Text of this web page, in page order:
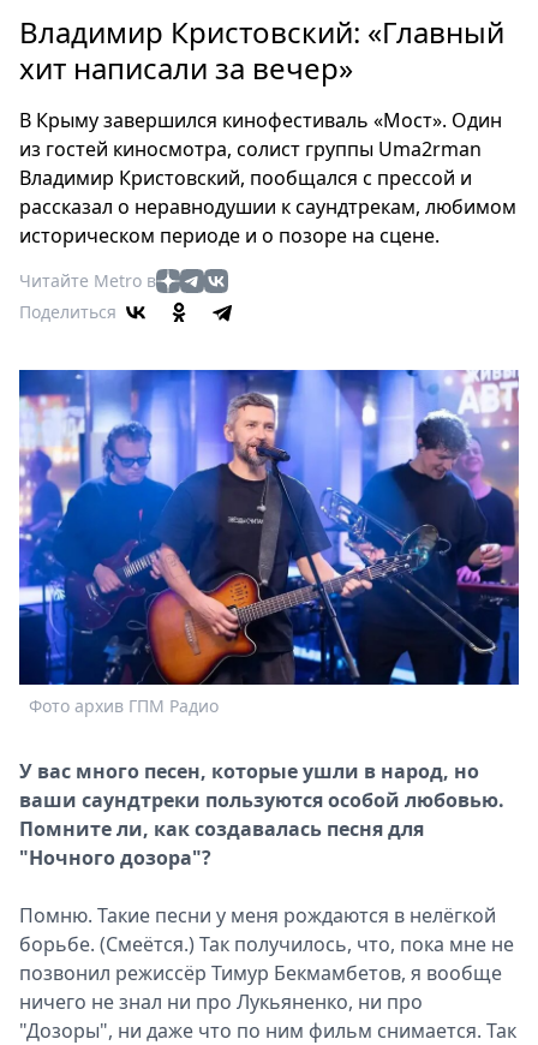
Россия
Мир
Еда
Туризм
Мода
Театр
Кино
Афиша
Выставки
Пресс-
релизы
О
Metro
Стримы
Спецпроекты
Звезды
Выборы
2026
Скачай
Metro
Владимир Кристовский: «Главный
хит написали за вечер»
В Крыму завершился кинофестиваль «Мост». Один
из гостей киносмотра, солист группы Uma2rman
Владимир Кристовский, пообщался с прессой и
рассказал о неравнодушии к саундтрекам, любимом
историческом периоде и о позоре на сцене.
Читайте Metro в
Поделиться
Фото архив ГПМ Радио
У вас много песен, которые ушли в народ, но
ваши саундтреки пользуются особой любовью.
Помните ли, как создавалась песня для
"Ночного дозора"?
Помню. Такие песни у меня рождаются в нелёгкой
борьбе. (Смеётся.) Так получилось, что, пока мне не
позвонил режиссёр Тимур Бекмамбетов, я вообще
ничего не знал ни про Лукьяненко, ни про
"Дозоры", ни даже что по ним фильм снимается. Так